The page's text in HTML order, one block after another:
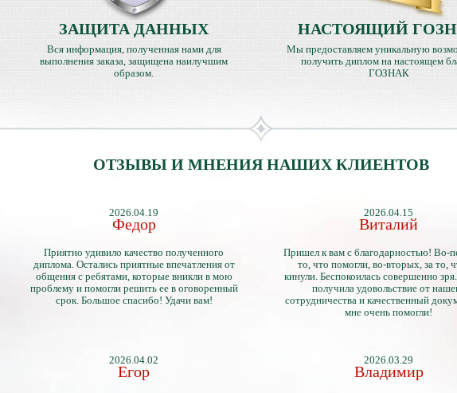
ЗАЩИТА ДАННЫХ
Вся информация, полученная нами для
выполнения заказа, защищена наилучшим
образом.
НАСТОЯЩИЙ
Мы предоставляем уникальную
получить диплом на настоящем
ГОЗНАК
ОТЗЫВЫ И МНЕНИЯ НАШИХ КЛИЕНТОВ
2026.04.19
Федор
Приятно удивило качество полученного
диплома. Остались приятные впечатления от
общения с ребятами, которые вникли в мою
проблему и помогли решить ее в оговоренный
срок. Большое спасибо! Удачи вам!
2026.04.15
Виталий
Пришел к вам с благодарностью! Во-
то, что помогли, во-вторых, за то,
кинули. Беспокоилась совершенно
получила удовольствие от
сотрудничества и качественный
мне очень помогли!
2026.04.02
Егор
2026.03.29
Владимир